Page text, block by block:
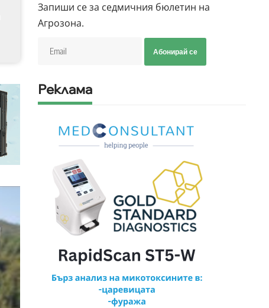
Запиши се за седмичния бюлетин на
Агрозона.
Абонирай се
Реклама